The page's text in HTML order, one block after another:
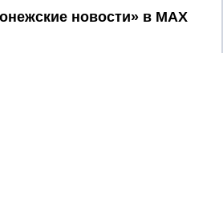
Принять